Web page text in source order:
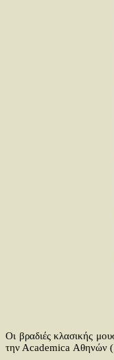
Οι βραδιές κλασικής
την Αcademica Αθηνών